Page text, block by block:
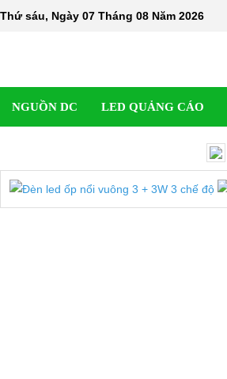
Thứ sáu, Ngày 07 Tháng 08 Năm 2026
NGUỒN DC LED QUẢNG CÁO